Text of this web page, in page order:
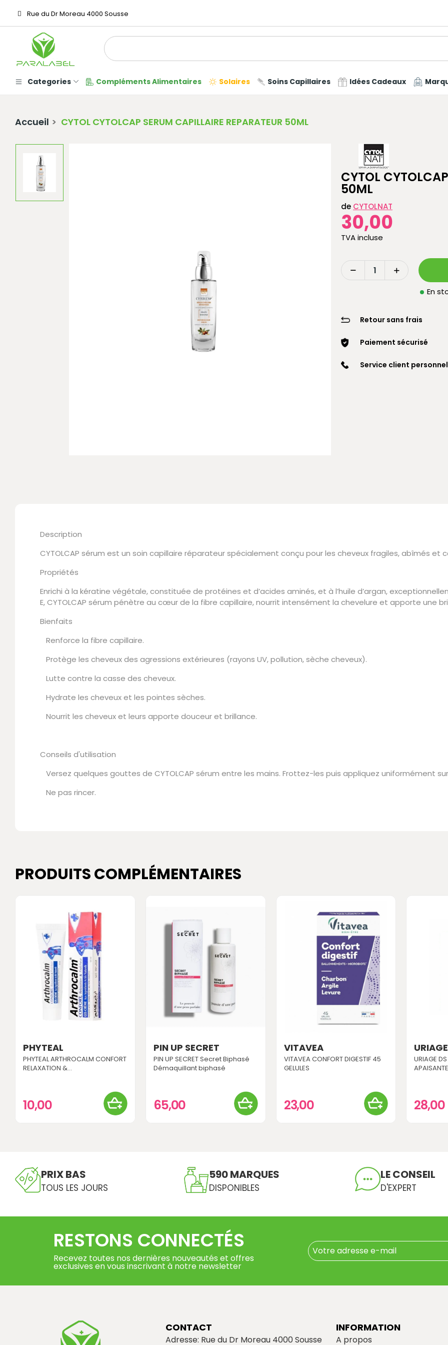
Rue du Dr Moreau 4000 Sousse
Categories Compléments Alimentaires Solaires Soins Capillaires Idées Cadeaux
Accueil CYTOL CYTOLCAP SERUM CAPILLAIRE REPARATEUR 50ML
CYTOL
50ML
de CYTOLNAT
30,00
TVA incluse
En
Retour sans frais
Paiement sécurisé
Service client personnel
Description
CYTOLCAP sérum est un soin capillaire réparateur spécialement conçu pour les cheveux fragiles, abîmés et
Propriétés
Enrichi à la kératine végétale, constituée de protéines et d’acides aminés, et à l’huile d’argan,
E, CYTOLCAP sérum pénètre au cœur de la fibre capillaire, nourrit intensément la chevelure et apporte une
Bienfaits
Renforce la fibre capillaire.
Protège les cheveux des agressions extérieures (rayons UV, pollution, sèche cheveux).
Lutte contre la casse des cheveux.
Hydrate les cheveux et les pointes sèches.
Nourrit les cheveux et leurs apporte douceur et brillance.
Conseils d'utilisation
Versez quelques gouttes de CYTOLCAP sérum entre les mains. Frottez-les puis appliquez uniformément
Ne pas rincer.
PRODUITS COMPLÉMENTAIRES
PHYTEAL
PHYTEAL ARTHROCALM CONFORT
RELAXATION &...
10,00
PIN UP SECRET
PIN UP SECRET Secret Biphasé
Démaquillant biphasé
65,00
VITAVEA
VITAVEA CONFORT DIGESTIF 45
GELULES
23,00
URIAGE
URIAGE
28,00
PRIX BAS
TOUS LES JOURS
590 MARQUES
DISPONIBLES
LE CONSEIL
D'EXPERT
RESTONS CONNECTÉS
Recevez toutes nos dernières nouveautés et offres
exclusives en vous inscrivant à notre newsletter
CONTACT
Adresse: Rue du Dr Moreau 4000 Sousse
INFORMATION
A propos